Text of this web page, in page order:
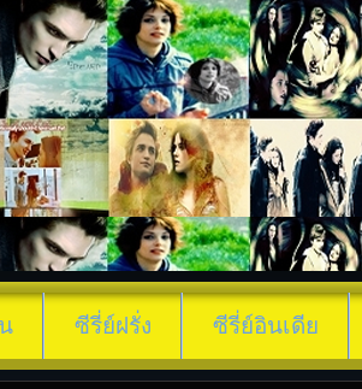
ซีรี่ย์ฝรั่ง ซีรี่ย์อินเดีย